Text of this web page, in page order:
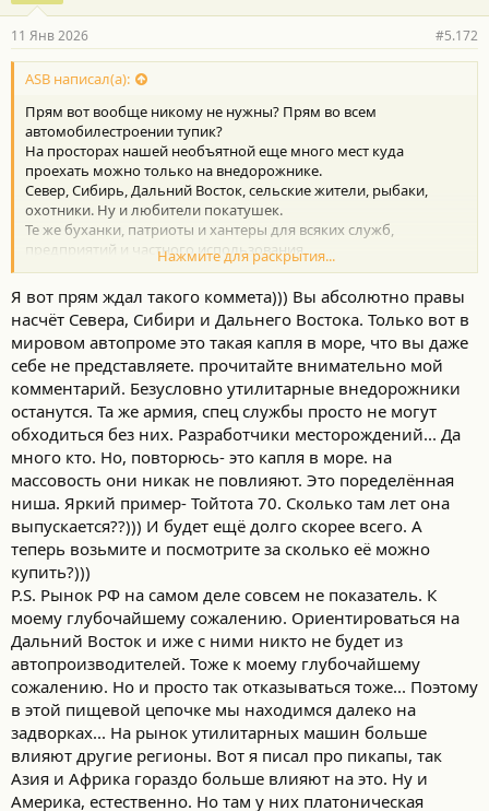
11 Янв 2026 #5.172
ASB написал(а):
Прям вот вообще никому не нужны? Прям во всем
автомобилестроении тупик?
На просторах нашей необъятной еще много мест куда
проехать можно только на внедорожнике.
Север, Сибирь, Дальний Восток, сельские жители, рыбаки,
охотники. Ну и любители покатушек.
Те же буханки, патриоты и хантеры для всяких служб,
предприятий и частного использования.
Да, в районах больших городов все это не нужно. А чуть
Нажмите для раскрытия...
Я вот прям ждал такого коммета))) Вы абсолютно правы
насчёт Севера, Сибири и Дальнего Востока. Только вот в
мировом автопроме это такая капля в море, что вы даже
себе не представляете. прочитайте внимательно мой
комментарий. Безусловно утилитарные внедорожники
останутся. Та же армия, спец службы просто не могут
обходиться без них. Разработчики месторождений... Да
много кто. Но, повторюсь- это капля в море. на
массовость они никак не повлияют. Это поределённая
ниша. Яркий пример- Тойтота 70. Сколько там лет она
выпускается??))) И будет ещё долго скорее всего. А
теперь возьмите и посмотрите за сколько её можно
купить?)))
P.S. Рынок РФ на самом деле совсем не показатель. К
моему глубочайшему сожалению. Ориентироваться на
Дальний Восток и иже с ними никто не будет из
автопроизводителей. Тоже к моему глубочайшему
сожалению. Но и просто так отказываться тоже... Поэтому
в этой пищевой цепочке мы находимся далеко на
задворках... На рынок утилитарных машин больше
влияют другие регионы. Вот я писал про пикапы, так
Азия и Африка гораздо больше влияют на это. Ну и
Америка, естественно. Но там у них платоническая